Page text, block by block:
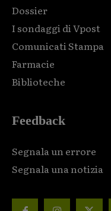
Dossier
I sondaggi di Vpost
Comunicati Stampa
Farmacie
Biblioteche
Feedback
Segnala un errore
Segnala una notizia